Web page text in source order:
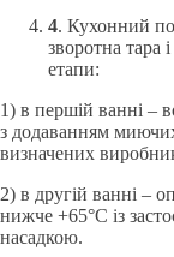
4. Кухонний
зворотна тара
етапи:
1) в першій ванні –
з додаванням
визначених
2) в другій ванні –
нижче +65°С із
насадкою.